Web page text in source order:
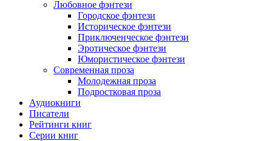
Любовное фэнтези
Городское фэнтези
Историческое фэнтези
Приключенческое фэнтези
Эротическое фэнтези
Юмористическое фэнтези
Современная проза
Молодежная проза
Подростковая проза
Аудиокниги
Писатели
Рейтинги книг
Серии книг